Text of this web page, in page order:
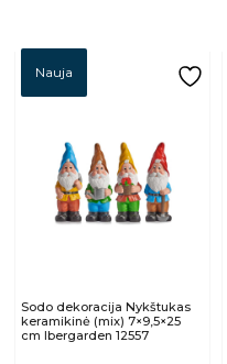
Nauja
Sodo dekoracija Nykštukas
keramikinė (mix) 7×9,5×25
cm Ibergarden 12557